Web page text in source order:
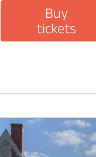
Buy
tickets